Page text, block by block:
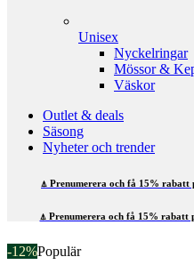
Unisex
Nyckelringar
Mössor &
Väskor
Outlet & deals
Säsong
Nyheter och trender
⍋ Prenumerera och få 15%
⍋ Prenumerera och få 15% rabatt
-12%Populär